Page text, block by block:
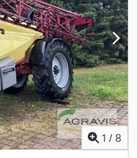
1 / 8